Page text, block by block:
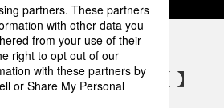
電気設備 SNSアカウント